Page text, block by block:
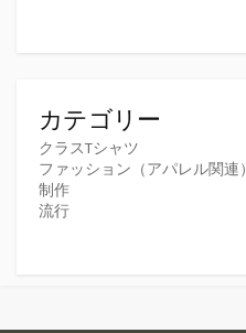
カテゴリー
クラスTシャツ
ファッション（アパレル関連）
制作
流行